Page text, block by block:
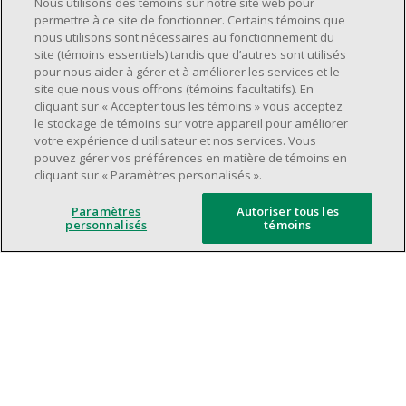
supervision.
Avoir une grande disponibilité (quarts de
travail le jour, le soir, la fin de semaine).
Être capable d'organiser efficacement son
temps et de gérer ses priorités.
Excellentes compétences en matière de
communication et de relations
interpersonnelles.
Avoir du leadership et un bon esprit
d'équipe.
Capacité à effectuer plusieurs tâches à la
permettre à ce site de fonctionner. Certains témoins que
nous utilisons sont nécessaires au fonctionnement du
site (témoins essentiels) tandis que d’autres sont utilisés
pour nous aider à gérer et à améliorer les services et le
site que nous vous offrons (témoins facultatifs). En
cliquant sur « Accepter tous les témoins » vous acceptez
le stockage de témoins sur votre appareil pour améliorer
votre expérience d'utilisateur et nos services. Vous
pouvez gérer vos préférences en matière de témoins en
cliquant sur « Paramètres personalisés ».
Paramètres
personnalisés
Autoriser tous les
témoins